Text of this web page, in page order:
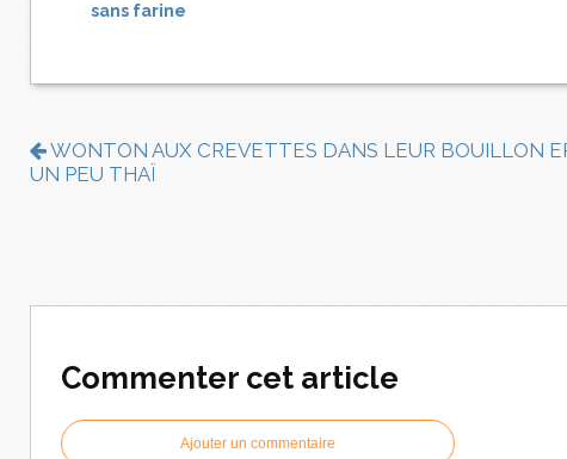
sans farine
WONTON AUX CREVETTES DANS LEUR BOUILLON
UN PEU THAÏ
Commenter cet article
Ajouter un commentaire